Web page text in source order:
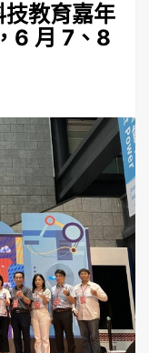
教育嘉年
6 月 7、8